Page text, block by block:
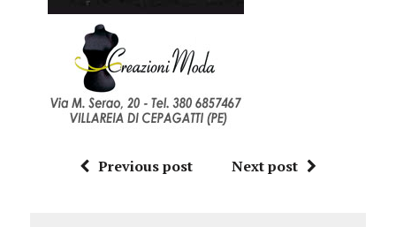
Previous post Next post